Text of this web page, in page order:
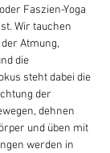
Faszien-Yoga
Wir tauchen
Atmung,
die
steht dabei die
der
dehnen
und üben mit
werden in